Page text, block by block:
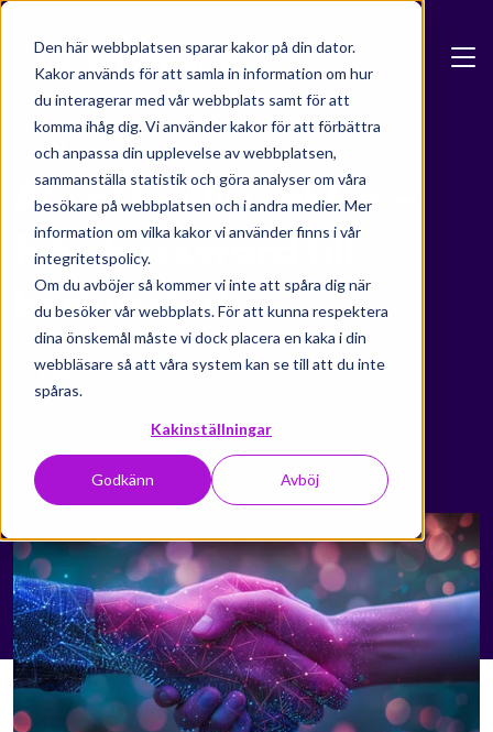
Den här webbplatsen sparar kakor på din dator.
Kakor används för att samla in information om hur
du interagerar med vår webbplats samt för att
komma ihåg dig. Vi använder kakor för att förbättra
och anpassa din upplevelse av webbplatsen,
sammanställa statistik och göra analyser om våra
besökare på webbplatsen och i andra medier. Mer
information om vilka kakor vi använder finns i vår
integritetspolicy.
Om du avböjer så kommer vi inte att spåra dig när
du besöker vår webbplats. För att kunna respektera
dina önskemål måste vi dock placera en kaka i din
webbläsare så att våra system kan se till att du inte
spåras.
Kakinställningar
Godkänn Avböj
Skip to main content
Blog
AI i offentlig sektor –
från buzzword till
beslutsstöd
22 juni 2025
AI och datakvalité